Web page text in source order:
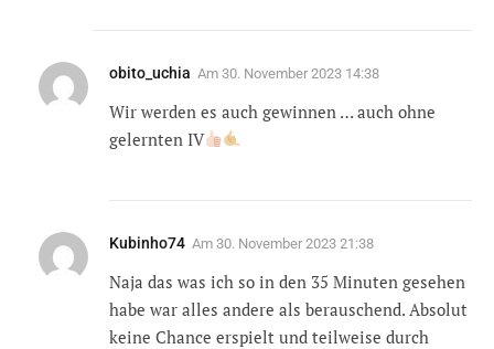
obito_uchia Am 30. November 2023 14:38
Wir werden es auch gewinnen … auch ohne
gelernten IV
Kubinho74 Am 30. November 2023 21:38
Naja das was ich so in den 35 Minuten gesehen
habe war alles andere als berauschend. Absolut
keine Chance erspielt und teilweise durch